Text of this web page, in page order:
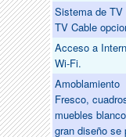
Sistema de TV
TV Cable
Acceso a
Wi-Fi.
Amoblamiento
Fresco,
muebles
gran diseño